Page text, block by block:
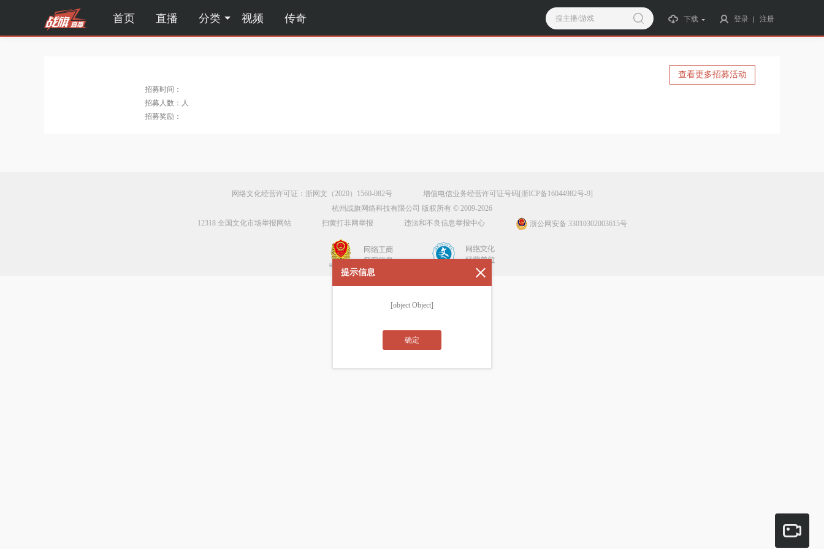
首页 直播 分类 视频 传奇 搜主播/游戏 下载 登录 注册
招募时间：
招募人数： 人
招募奖励：
查看更多招募活动
网络文化经营许可证：浙网文（2020）1560-082号 增值电信业务经营许可证号码[浙ICP备16044982号-9]
杭州战旗网络科技有限公司 版权所有 © 2009-2026
12318 全国文化市场举报网站
扫黄打非网举报 违法和不良信息举报中心 浙公网安备 33010302003615号
提示信息
[object Object]
确定